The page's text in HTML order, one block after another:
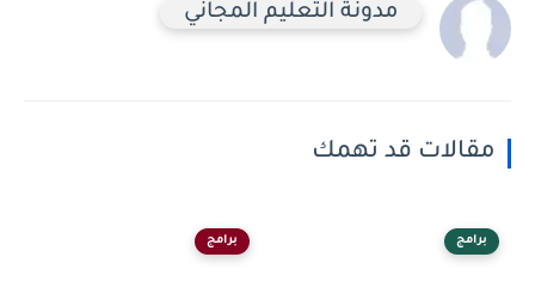
مدونة التعليم المجاني
مقالات قد تهمك
برامج برامج